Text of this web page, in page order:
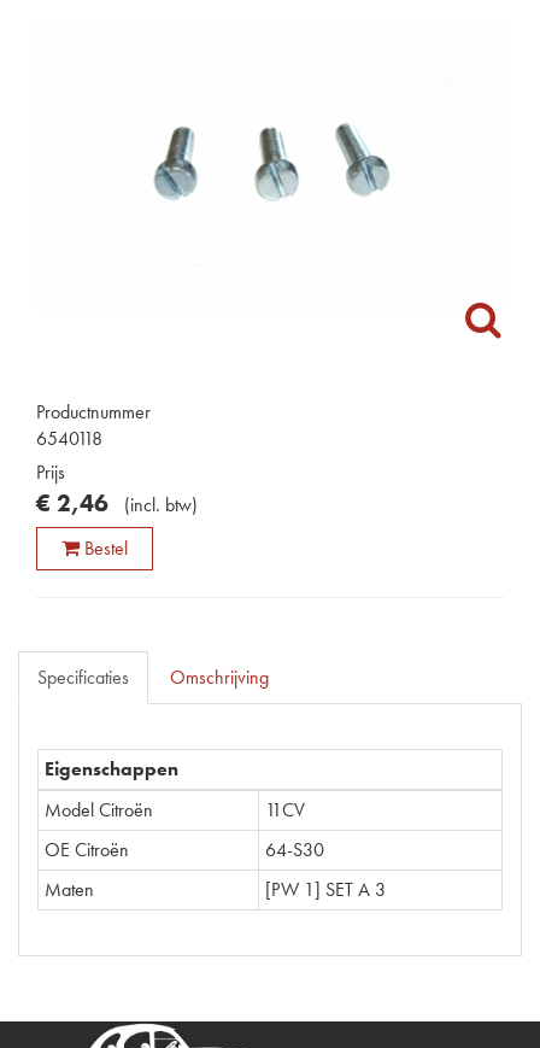
Productnummer
6540118
Prijs
€ 2,46 (incl. btw)
Bestel
Specificaties Omschrijving
Eigenschappen
Model Citroën
11CV
OE Citroën
64-S30
Maten
[PW 1] SET A 3